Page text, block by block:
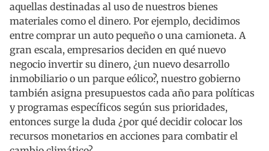
aquellas destinadas al uso de nuestros bienes
materiales como el dinero. Por ejemplo, decidimos
entre comprar un auto pequeño o una camioneta. A
gran escala, empresarios deciden en qué nuevo
negocio invertir su dinero, ¿un nuevo desarrollo
inmobiliario o un parque eólico?, nuestro gobierno
también asigna presupuestos cada año para políticas
y programas específicos según sus prioridades,
entonces surge la duda ¿por qué decidir colocar los
recursos monetarios en acciones para combatir el